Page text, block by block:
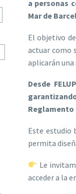
a personas
Mar de
El objetivo
actuar como
aplicarán
Desde
Reglamento
Este estudio
permita
Le
acceder a la